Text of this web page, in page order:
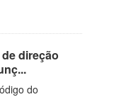
direção
do